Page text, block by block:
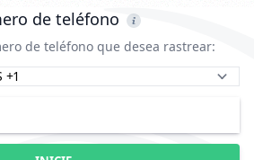
de teléfono
de teléfono que desea rastrear: